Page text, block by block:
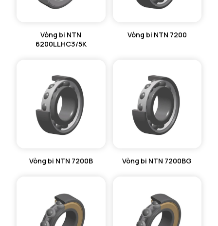
Vòng bi NTN
6200LLHC3/5K
Vòng bi NTN 7200
Vòng bi NTN 7200B Vòng bi NTN 7200BG